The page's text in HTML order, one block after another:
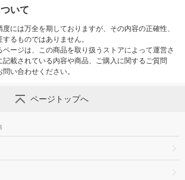
いて
には万全を期しておりますが、その内容の正確性、
るものではありません。
ージは、この商品を取り扱うストアによって運営さ
載されている内容や商品、ご購入に関するご質問
い合わせください。
ページトップへ